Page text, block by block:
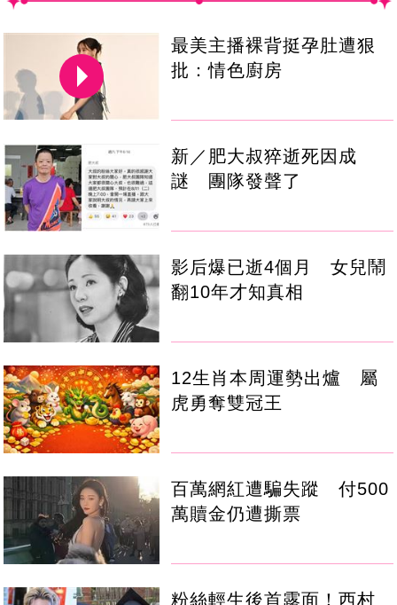
最美主播裸背挺孕肚遭狠
批：情色廚房
新／肥大叔猝逝死因成
謎 團隊發聲了
影后爆已逝4個月 女兒鬧
翻10年才知真相
12生肖本周運勢出爐 屬
虎勇奪雙冠王
百萬網紅遭騙失蹤 付500
萬贖金仍遭撕票
粉絲輕生後首露面！西村